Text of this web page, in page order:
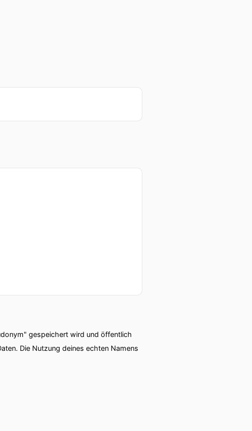
gespeichert wird und öffentlich
Die Nutzung deines echten Namens